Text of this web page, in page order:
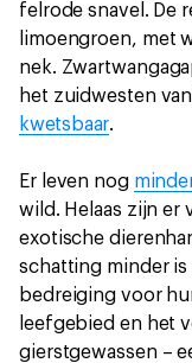
felrode snavel. De
limoengroen, met
nek.
het zuidwesten
kwetsbaar.
Er leven nog
wild. Helaas zijn er
exotische
schatting minder is
bedreiging voor
leefgebied en het
gierstgewassen –